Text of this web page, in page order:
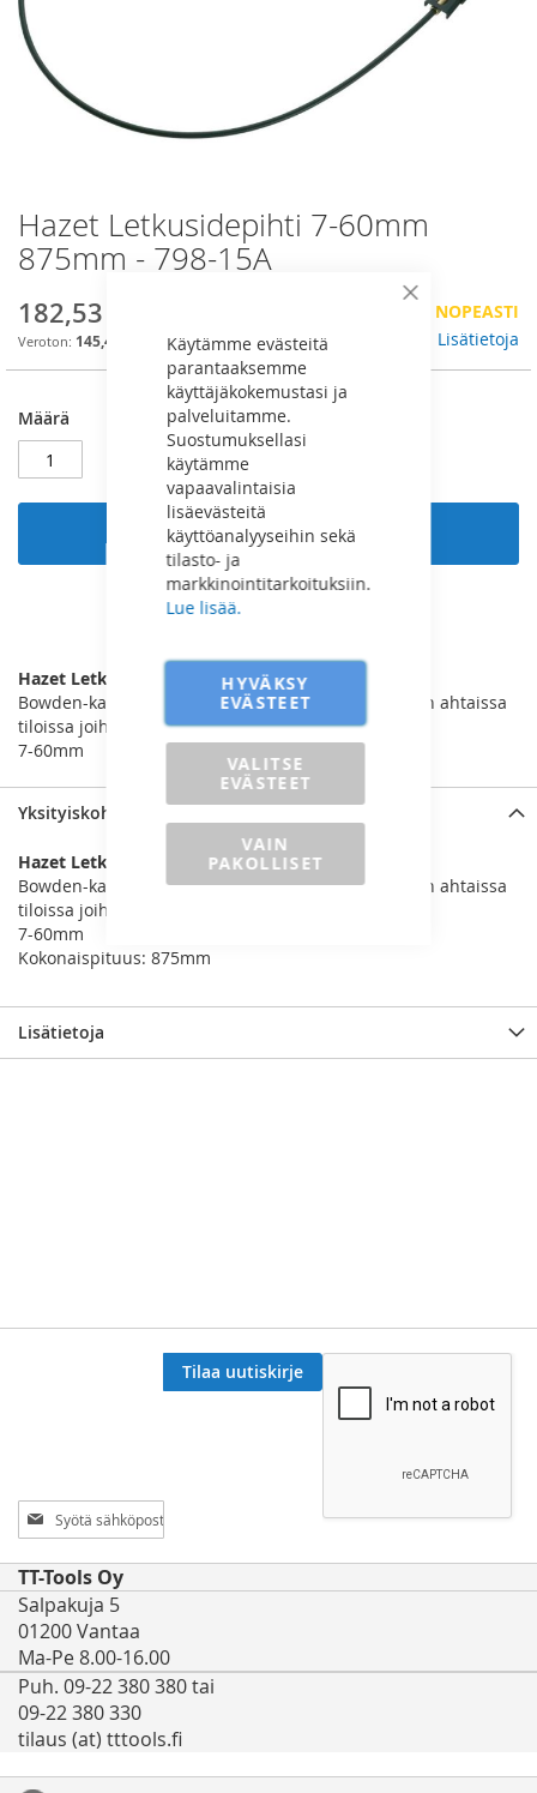
Sulje
Käytämme evästeitä
parantaaksemme
käyttäjäkokemustasi ja
palveluitamme.
Suostumuksellasi
käytämme
vapaavalintaisia
lisäevästeitä
käyttöanalyyseihin sekä
tilasto- ja
markkinointitarkoituksiin.
Lue lisää.
HYVÄKSY
EVÄSTEET
VALITSE
EVÄSTEET
VAIN
PAKOLLISET
Skip
to
the
of
the
Hazet Letkusidepihti 7-60mm
875mm - 798-15A
182,53 €
145,44 €
VÄHÄN VARASTOSSA, TILAA NOPEASTI
Lisätietoja
Määrä
Lisää ostoskoriin
Hazet Letkusidepihti
Bowden-kaapeli (610mm) mahdollistaa työskentelyn ahtaissa
tiloissa joihin ei pääse tavallisilla letkusidepihdeillä
7-60mm
Yksityiskohdat
Hazet Letkusidepihti
Bowden-kaapeli (610mm) mahdollistaa työskentelyn ahtaissa
tiloissa joihin ei pääse tavallisilla letkusidepihdeillä
7-60mm
Kokonaispituus: 875mm
Lisätietoja
Tilaa
uutiskirjeemme:
Tilaa uutiskirje
TT-Tools Oy
Salpakuja 5
01200 Vantaa
Ma-Pe 8.00-16.00
Puh. 09-22 380 380 tai
09-22 380 330
tilaus (at) tttools.fi